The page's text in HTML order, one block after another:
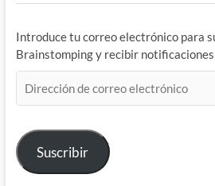
Introduce tu correo electrónico para
Brainstomping y recibir
de
electrónico
Suscribir